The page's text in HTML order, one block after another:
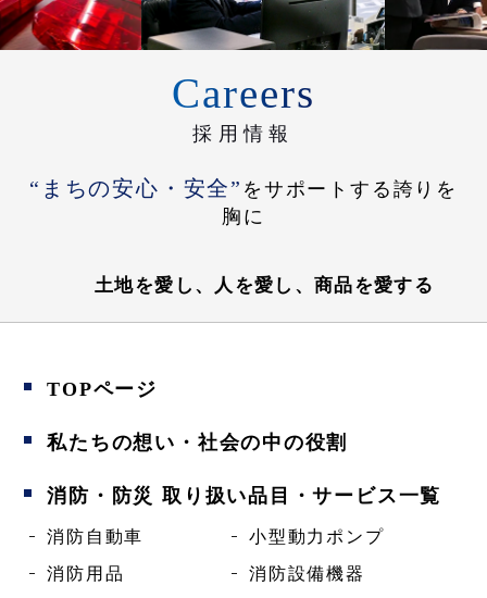
Careers
採用情報
“まちの安心・安全” を サポート する 誇り を
胸 に
土地を愛し、人を愛し、商品を愛する
TOPページ
私たちの想い・ 社会の中の役割
消防・防災 取り扱い品目・サービス一覧
消防自動車
小型動力ポンプ
消防用品
消防設備機器